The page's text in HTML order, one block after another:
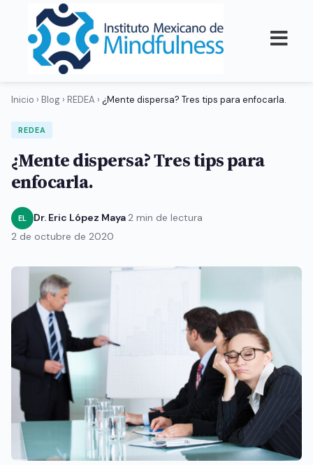
Inicio › Blog › REDEA › ¿Mente dispersa? Tres tips para enfocarla.
REDEA
¿Mente dispersa? Tres tips para
enfocarla.
EL Dr. Eric López Maya2 min de lectura
2 de octubre de 2020